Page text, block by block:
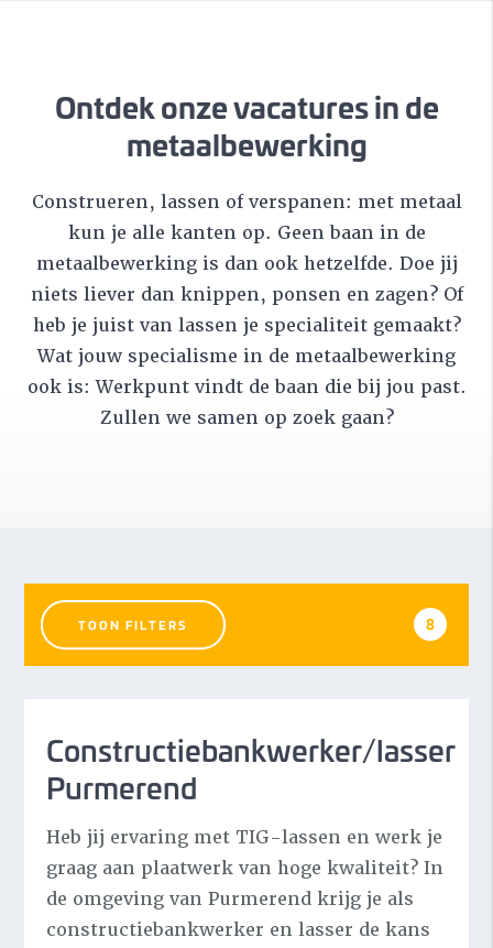
Ontdek onze vacatures in de
metaalbewerking
Construeren, lassen of verspanen: met metaal
kun je alle kanten op. Geen baan in de
metaalbewerking is dan ook hetzelfde. Doe jij
niets liever dan knippen, ponsen en zagen? Of
heb je juist van lassen je specialiteit gemaakt?
Wat jouw specialisme in de metaalbewerking
ook is: Werkpunt vindt de baan die bij jou past.
Zullen we samen op zoek gaan?
TOON FILTERS 8
AutomotiveAutomotive
Bouw
Bouw
ElektrotechniekElektrotechniek
GWW
GWW
Industrie Industrie
Constructiebankwerker/lasser
Purmerend
Heb jij ervaring met TIG-lassen en werk je
graag aan plaatwerk van hoge kwaliteit? In
de omgeving van Purmerend krijg je als
constructiebankwerker en lasser de kans